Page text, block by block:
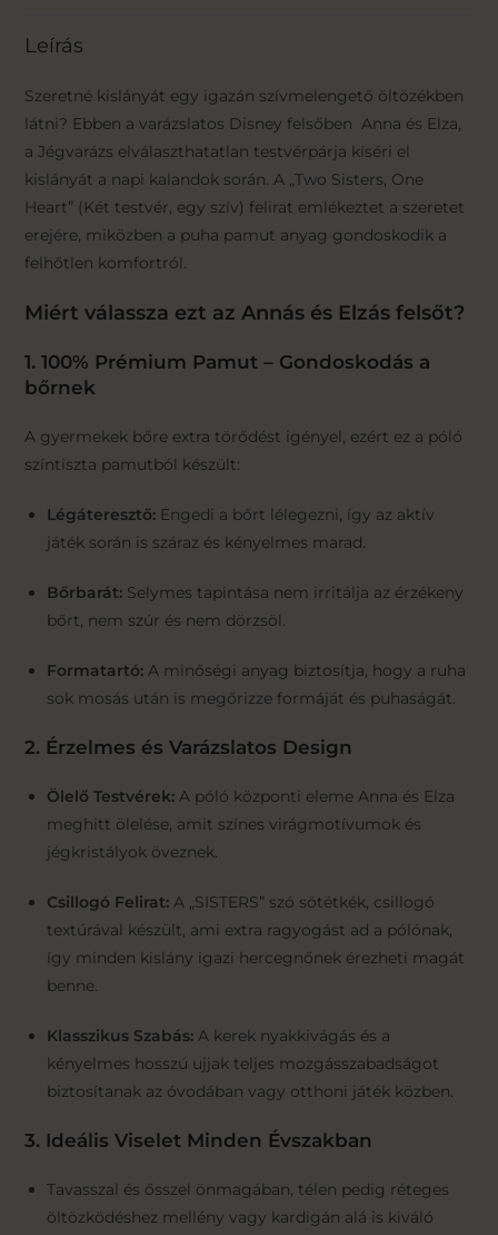
Leírás
Szeretné kislányát egy igazán szívmelengető öltözékben
látni? Ebben a varázslatos Disney felsőben Anna és Elza,
a Jégvarázs elválaszthatatlan testvérpárja kíséri el
kislányát a napi kalandok során. A „Two Sisters, One
Heart” (Két testvér, egy szív) felirat emlékeztet a szeretet
erejére, miközben a puha pamut anyag gondoskodik a
felhőtlen komfortról.
Miért válassza ezt az Annás és Elzás felsőt?
1. 100% Prémium Pamut – Gondoskodás a
bőrnek
A gyermekek bőre extra törődést igényel, ezért ez a póló
színtiszta pamutból készült:
Légáteresztő: Engedi a bőrt lélegezni, így az aktív
játék során is száraz és kényelmes marad.
Bőrbarát: Selymes tapintása nem irritálja az érzékeny
bőrt, nem szúr és nem dörzsöl.
Formatartó: A minőségi anyag biztosítja, hogy a ruha
sok mosás után is megőrizze formáját és puhaságát.
2. Érzelmes és Varázslatos Design
Ölelő Testvérek: A póló központi eleme Anna és Elza
meghitt ölelése, amit színes virágmotívumok és
jégkristályok öveznek.
Csillogó Felirat: A „SISTERS” szó sötétkék, csillogó
textúrával készült, ami extra ragyogást ad a pólónak,
így minden kislány igazi hercegnőnek érezheti magát
benne.
Klasszikus Szabás: A kerek nyakkivágás és a
kényelmes hosszú ujjak teljes mozgásszabadságot
biztosítanak az óvodában vagy otthoni játék közben.
3. Ideális Viselet Minden Évszakban
Tavasszal és ősszel önmagában, télen pedig réteges
öltözködéshez mellény vagy kardigán alá is kiváló